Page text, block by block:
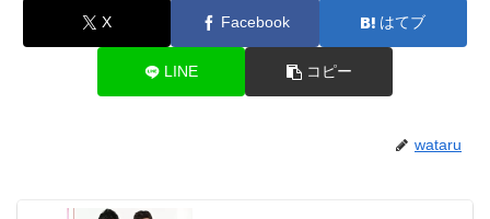
X Facebook はてブ
LINE コピー
wataru